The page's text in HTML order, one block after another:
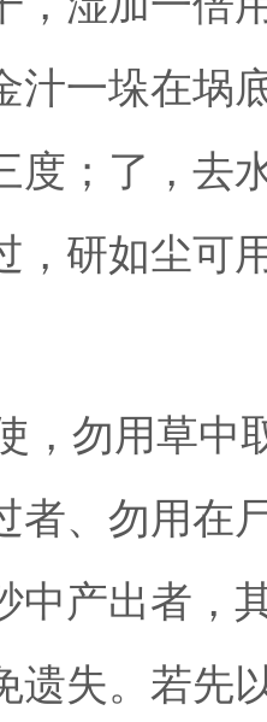
汁一垛在埚
度；了，去
，研如尘可
，勿用草中
者、勿用在
中产出者，
遗失。若先